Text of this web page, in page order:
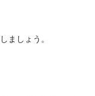
ましょう。